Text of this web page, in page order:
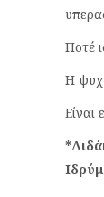
Ποτέ
Η
Είναι